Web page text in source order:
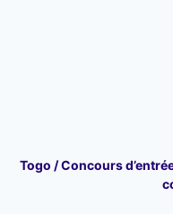
Togo / Concours